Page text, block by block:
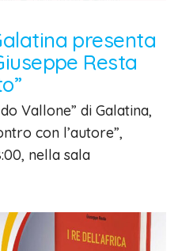
presenta
Resta
Vallone” di Galatina,
con l’autore”,
nella sala